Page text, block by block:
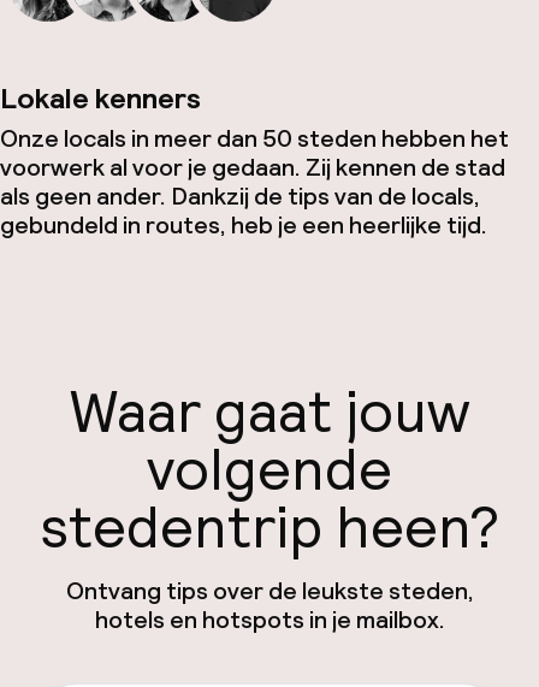
Lokale kenners
Onze locals in meer dan 50 steden hebben het
voorwerk al voor je gedaan. Zij kennen de stad
als geen ander. Dankzij de tips van de locals,
gebundeld in routes, heb je een heerlijke tijd.
Waar gaat jouw
volgende
stedentrip heen?
Ontvang tips over de leukste steden,
hotels en hotspots in je mailbox.